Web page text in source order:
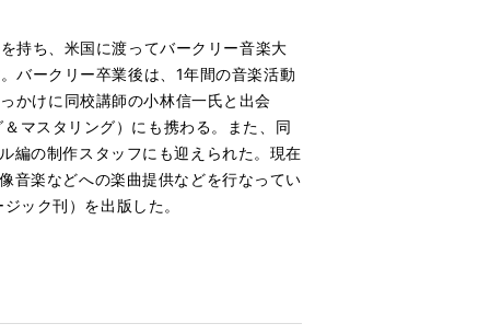
持ち、米国に渡ってバークリー音楽大
ークリー卒業後は、1年間の音楽活動
かけに同校講師の小林信一氏と出会
マスタリング）にも携わる。また、同
編の制作スタッフにも迎えられた。現在
音楽などへの楽曲提供などを行なってい
ック刊）を出版した。